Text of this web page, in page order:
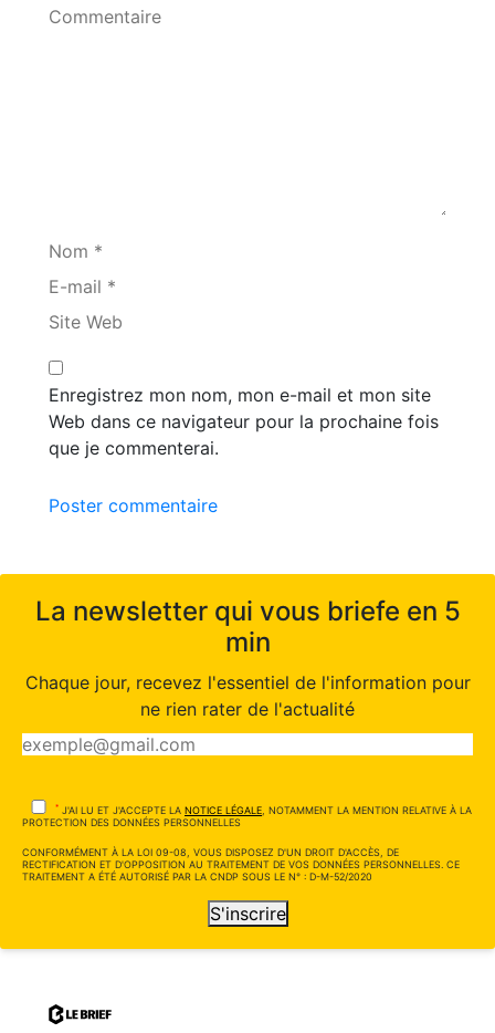
Commentaire
Nom *
E-mail *
Site Web
Enregistrez mon nom, mon e-mail et mon site
Web dans ce navigateur pour la prochaine fois
que je commenterai.
Poster commentaire
La newsletter qui vous briefe en 5
min
Chaque jour, recevez l'essentiel de l'information pour
ne rien rater de l'actualité
* J'AI LU ET J'ACCEPTE LA NOTICE LÉGALE , NOTAMMENT LA MENTION RELATIVE À LA
PROTECTION DES DONNÉES PERSONNELLES
CONFORMÉMENT À LA LOI 09-08, VOUS DISPOSEZ D'UN DROIT D'ACCÈS, DE
RECTIFICATION ET D'OPPOSITION AU TRAITEMENT DE VOS DONNÉES PERSONNELLES. CE
TRAITEMENT A ÉTÉ AUTORISÉ PAR LA CNDP SOUS LE N° : D-M-52/2020
S'inscrire